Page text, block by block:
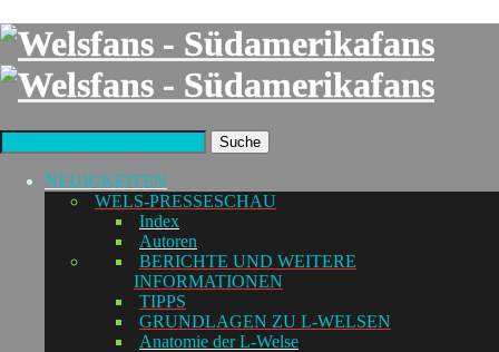
Suche
NEUIGKEITEN
WELS-PRESSESCHAU
Index
Autoren
BERICHTE UND WEITERE
INFORMATIONEN
TIPPS
GRUNDLAGEN ZU L-WELSEN
Anatomie der L-Welse